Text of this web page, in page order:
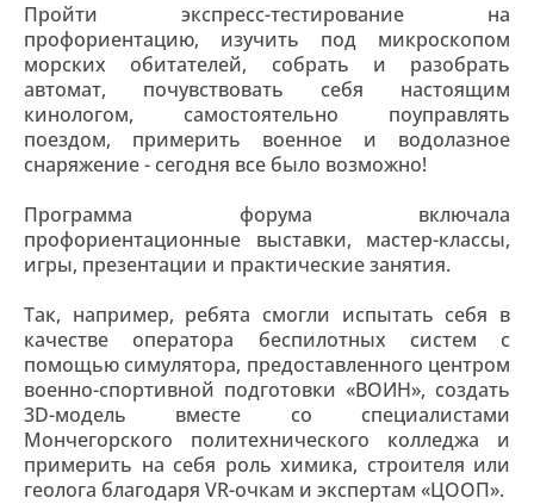
Пройти экспресс-тестирование на
профориентацию, изучить под микроскопом
морских обитателей, собрать и разобрать
автомат, почувствовать себя настоящим
кинологом, самостоятельно поуправлять
поездом, примерить военное и водолазное
снаряжение - сегодня все было возможно!
Программа форума включала
профориентационные выставки, мастер-классы,
игры, презентации и практические занятия.
Так, например, ребята смогли испытать себя в
качестве оператора беспилотных систем с
помощью симулятора, предоставленного центром
военно-спортивной подготовки «ВОИН», создать
3D-модель вместе со специалистами
Мончегорского политехнического колледжа и
примерить на себя роль химика, строителя или
геолога благодаря VR-очкам и экспертам «ЦООП».